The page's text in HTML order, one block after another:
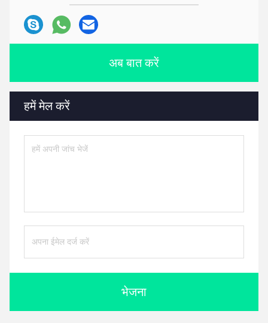
अब बात करें
हमें मेल करें
भेजना